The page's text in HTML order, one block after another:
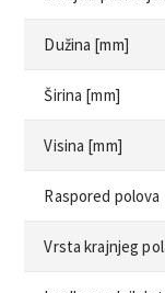
Dužina [mm]
Širina [mm]
Visina [mm]
Raspored polova
Vrsta krajnjeg